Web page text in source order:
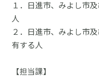
１．日進市、みよし市
人
２．日進市、みよし市
有する人
【担当課】